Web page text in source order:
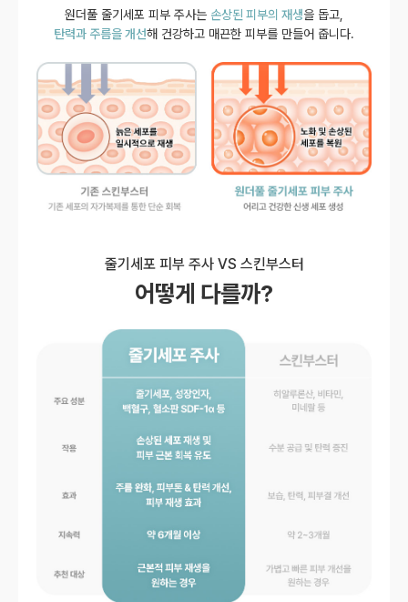
원더풀 줄기세포 피부 주사는 손상된 피부의 재생을 돕고,
탄력과 주름을 개선해 건강하고 매끈한 피부를 만들어 줍니다.
줄기세포 피부 주사 VS 스킨부스터
어떻게 다를까?